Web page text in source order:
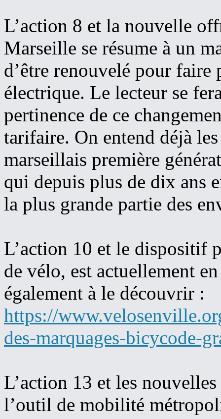
L’action 8 et la nouvelle
Marseille se résume à un
d’être renouvelé pour faire
électrique. Le lecteur se
pertinence de ce
tarifaire. On entend déjà
marseillais première
qui depuis plus de dix ans
la plus grande partie des
L’action 10 et le dispositif
de vélo, est actuellement
également à le découvrir :
https://
des-marquages-bicycode-
L’action 13 et les
l’outil de mobilité